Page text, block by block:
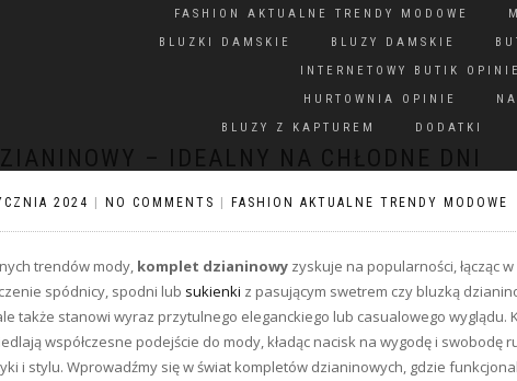
FASHION AKTUALNE TRENDY MODOWE
BLUZKI DAMSKIE
BLUZY DAMSKIE
INTERNETOWY BUTIK
HURTOWNIA OPINIE
BLUZY Z KAPTUREM
DODATKI
– IDEALNY NA CHŁODNE DNI
2024 NO COMMENTS FASHION AKTUALNE TRENDY MODOWE
trendów mody, komplet dzianinowy zyskuje na popularności, łącząc
spódnicy, spodni lub sukienki z pasującym swetrem czy bluzką
także stanowi wyraz przytulnego eleganckiego lub casualowego wyglądu.
współczesne podejście do mody, kładąc nacisk na wygodę i swobodę
i stylu. Wprowadźmy się w świat kompletów dzianinowych, gdzie